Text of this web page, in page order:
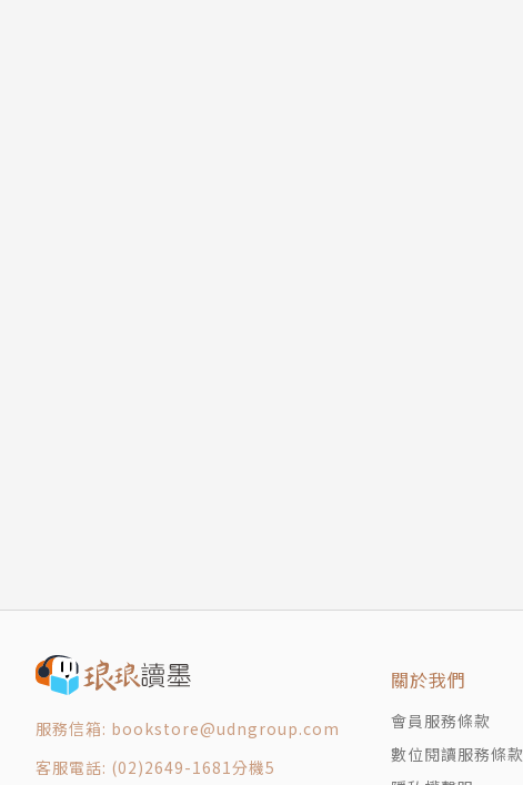
服務信箱: bookstore@udngroup.com
客服電話: (02)2649-1681分機5
關於我們
會員服務條款
數位閱讀服務條款